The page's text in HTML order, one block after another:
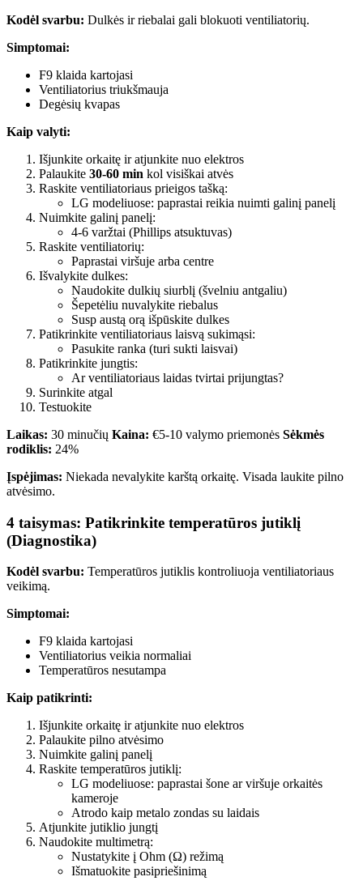
Kodėl svarbu: Dulkės ir riebalai gali blokuoti ventiliatorių.
Simptomai:
F9 klaida kartojasi
Ventiliatorius triukšmauja
Degėsių kvapas
Kaip valyti:
Išjunkite orkaitę ir atjunkite nuo elektros
Palaukite 30-60 min kol visiškai atvės
Raskite ventiliatoriaus prieigos tašką:
LG modeliuose: paprastai reikia nuimti galinį panelį
Nuimkite galinį panelį:
4-6 varžtai (Phillips atsuktuvas)
Raskite ventiliatorių:
Paprastai viršuje arba centre
Išvalykite dulkes:
Naudokite dulkių siurblį (švelniu antgaliu)
Šepetėliu nuvalykite riebalus
Susp austą orą išpūskite dulkes
Patikrinkite ventiliatoriaus laisvą sukimąsi:
Pasukite ranka (turi sukti laisvai)
Patikrinkite jungtis:
Ar ventiliatoriaus laidas tvirtai prijungtas?
Surinkite atgal
Testuokite
Laikas: 30 minučių Kaina: €5-10 valymo priemonės Sėkmės
rodiklis: 24%
Įspėjimas: Niekada nevalykite karštą orkaitę. Visada laukite pilno
atvėsimo.
4 taisymas: Patikrinkite temperatūros jutiklį
(Diagnostika)
Kodėl svarbu: Temperatūros jutiklis kontroliuoja ventiliatoriaus
veikimą.
Simptomai:
F9 klaida kartojasi
Ventiliatorius veikia normaliai
Temperatūros nesutampa
Kaip patikrinti:
Išjunkite orkaitę ir atjunkite nuo elektros
Palaukite pilno atvėsimo
Nuimkite galinį panelį
Raskite temperatūros jutiklį:
LG modeliuose: paprastai šone ar viršuje orkaitės
kameroje
Atrodo kaip metalo zondas su laidais
Atjunkite jutiklio jungtį
Naudokite multimetrą:
Nustatykite į Ohm (Ω) režimą
Išmatuokite pasipriešinimą